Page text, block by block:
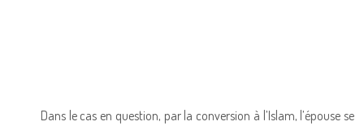
Dans le cas en question, par la conversion à l’Islam, l’épouse se